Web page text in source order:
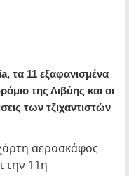
τα 11 εξαφανισμένα
της Λιβύης και οι
των τζιχαντιστών
αεροσκάφος
την 11η